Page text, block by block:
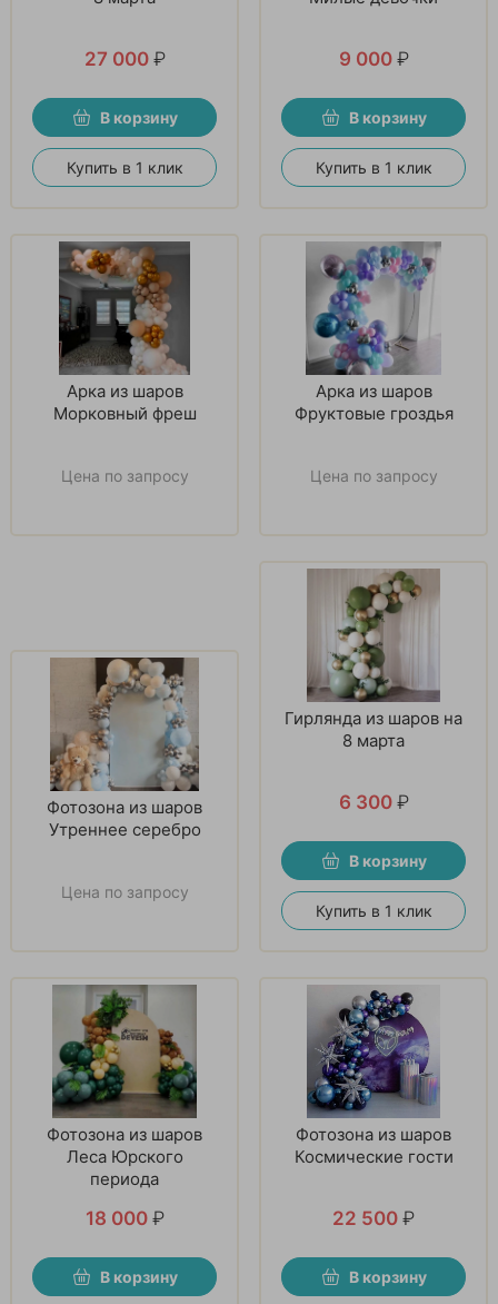
27 000 ₽
В корзину
Купить в 1 клик
9 000 ₽
В корзину
Купить в 1 клик
Арка из шаров
Морковный фреш
Цена по запросу
Арка из шаров
Фруктовые гроздья
Цена по запросу
Фотозона из шаров
Утреннее серебро
Цена по запросу
Гирлянда из шаров на
8 марта
6 300 ₽
В корзину
Купить в 1 клик
Фотозона из шаров
Леса Юрского
периода
18 000 ₽
В корзину
Фотозона из шаров
Космические гости
22 500 ₽
В корзину